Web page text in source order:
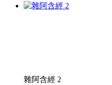
雜阿含經 2